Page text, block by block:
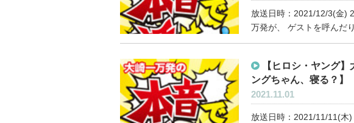
放送日時：2021/12/3(金)
万発が、 ゲストを呼んだ
【ヒロシ・ヤング
ングちゃん、寝る？】
2021.11.01
放送日時：2021/11/11(木